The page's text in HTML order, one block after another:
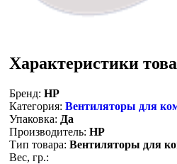
Характеристики
Бренд: HP
Категория: Вентиляторы для
Упаковка: Да
Производитель: HP
Тип товара: Вентиляторы для
Вес, гр.: